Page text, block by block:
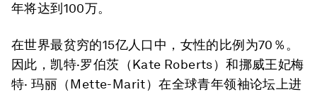
年将达到100万。
在世界最贫穷的15亿人口中，女性的比例为70％。
因此，凯特·罗伯茨（Kate Roberts）和挪威王妃梅
特· 玛丽（Mette-Marit）在全球青年领袖论坛上进